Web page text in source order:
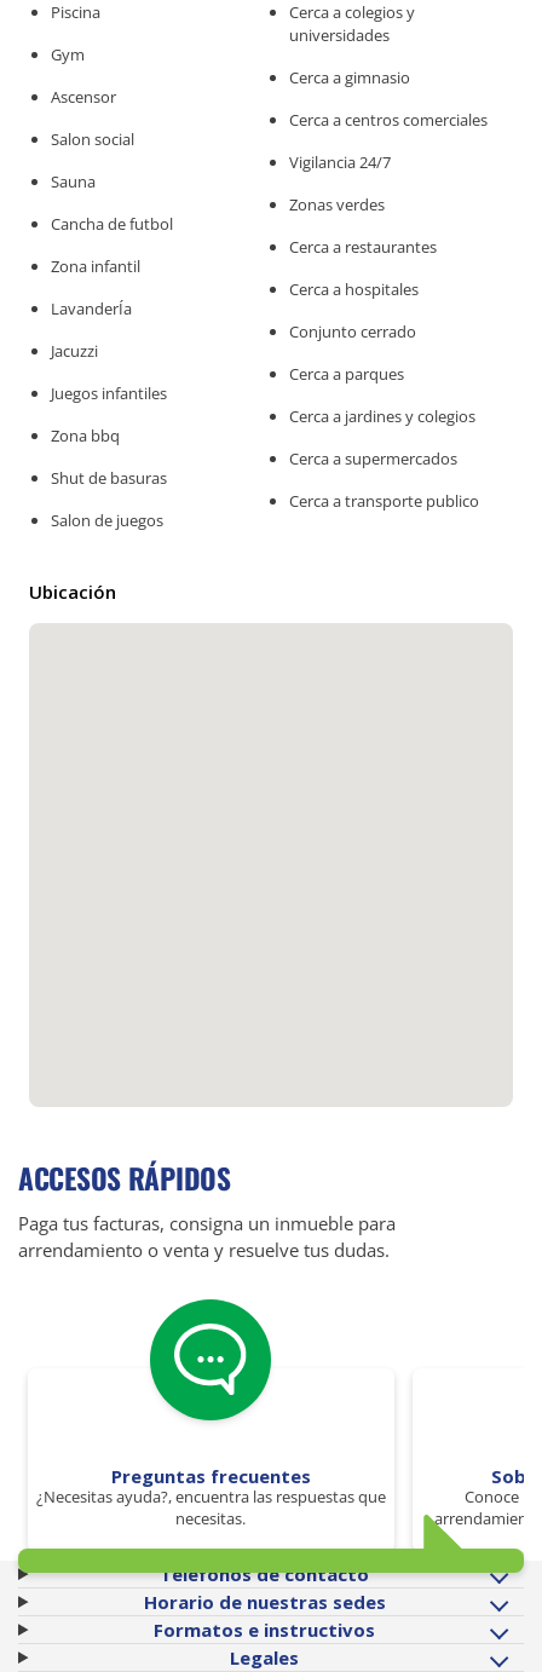
Piscina
Gym
Ascensor
Salon social
Sauna
Cancha de futbol
Zona infantil
LavanderÍa
Jacuzzi
Juegos infantiles
Zona bbq
Shut de basuras
Salon de juegos
Cerca a colegios y
universidades
Cerca a gimnasio
Cerca a centros comerciales
Vigilancia 24/7
Zonas verdes
Cerca a restaurantes
Cerca a hospitales
Conjunto cerrado
Cerca a parques
Cerca a jardines y colegios
Cerca a supermercados
Cerca a transporte publico
Ubicación
ACCESOS RÁPIDOS
Paga tus facturas, consigna un inmueble para
arrendamiento o venta y resuelve tus dudas.
Preguntas frecuentes
¿Necesitas ayuda?, encuentra las respuestas que
necesitas.
Conoce
Teléfonos de contacto
Horario de nuestras sedes
Formatos e instructivos
Legales